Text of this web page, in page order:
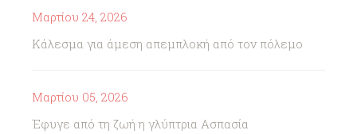
Μαρτίου 24, 2026
Κάλεσμα για άμεση απεμπλοκή από τον πόλεμο
Μαρτίου 05, 2026
Έφυγε από τη ζωή η γλύπτρια Ασπασία